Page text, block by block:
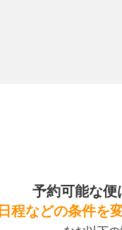
予約可能な便
日程などの条件を